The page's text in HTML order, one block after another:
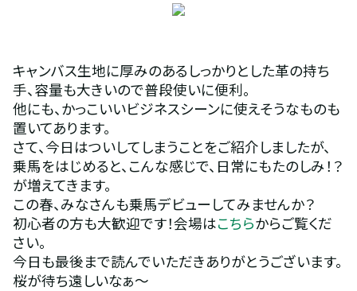
キャンバス生地に厚みのあるしっかりとした革の持ち
手、容量も大きいので普段使いに便利。
他にも、かっこいいビジネスシーンに使えそうなものも
置いてあります。
さて、今日はついしてしまうことをご紹介しましたが、
乗馬をはじめると、こんな感じで、日常にもたのしみ！？
が増えてきます。
この春、みなさんも乗馬デビューしてみませんか？
初心者の方も大歓迎です！会場はこちらからご覧くだ
さい。
今日も最後まで読んでいただきありがとうございます。
桜が待ち遠しいなぁ～